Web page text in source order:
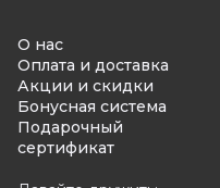
О нас
Оплата и доставка
Акции и скидки
Бонусная система
Подарочный
сертификат